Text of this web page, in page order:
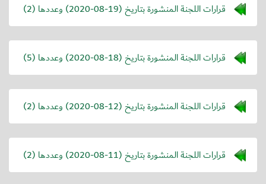
قرارات اللجنة المنشورة بتاريخ (2020-08-19) وعددها (2)
قرارات اللجنة المنشورة بتاريخ (2020-08-18) وعددها (5)
قرارات اللجنة المنشورة بتاريخ (2020-08-12) وعددها (2)
قرارات اللجنة المنشورة بتاريخ (2020-08-11) وعددها (2)